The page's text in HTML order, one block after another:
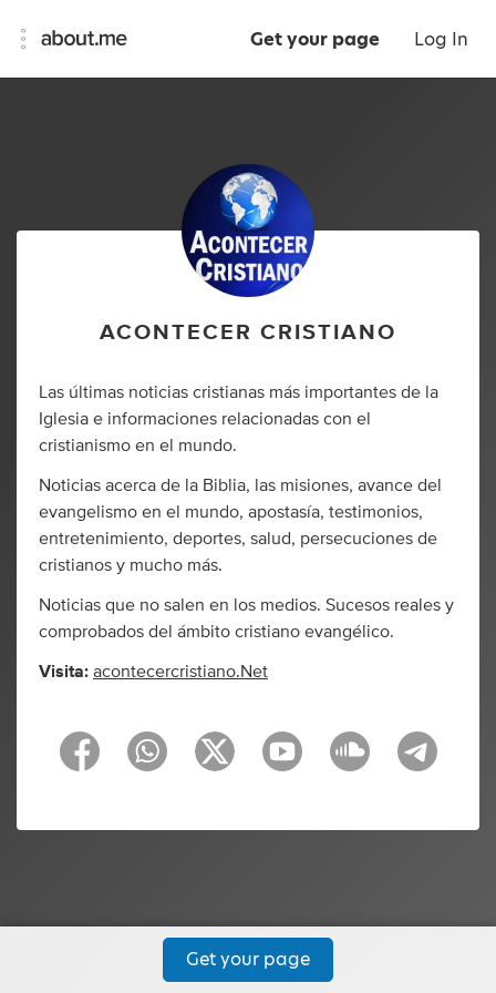
Get your page Log In
ACONTECER CRISTIANO
Las últimas noticias cristianas más importantes de la
Iglesia e informaciones relacionadas con el
cristianismo en el mundo.
Noticias acerca de la Biblia, las misiones, avance del
evangelismo en el mundo, apostasía, testimonios,
entretenimiento, deportes, salud, persecuciones de
cristianos y mucho más.
Noticias que no salen en los medios. Sucesos reales y
comprobados del ámbito cristiano evangélico.
Visita: acontecercristiano.Net
Get your page